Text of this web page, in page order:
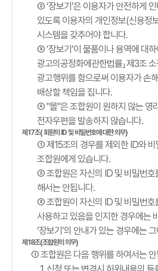
② ‘장보기’은 이용자가 안전하게
있도록 이용자의 개인정보(신용정
시스템을 갖추어야 합니다.
③ ‘장보기’이 물품이나 용역에 대하
광고의공정화에관한법률」 제3조
광고행위를 함으로써 이용자가 손
배상할 책임을 집니다.
④ "몰"은 조합원이 원하지 않는 영
전자우편을 발송하지 않습니다.
제17조( 회원의 ID 및 비밀번호에 대한 의무)
① 제15조의 경우를 제외한 ID와
조합원에게 있습니다.
② 조합원은 자신의 ID 및 비밀번호
해서는 안됩니다.
③ 조합원이 자신의 ID 및 비밀번호
사용하고 있음을 인지한 경우에는
‘장보기’의 안내가 있는 경우에는
제18조(조합원의 의무)
① 조합원은 다음 행위를 하여서는 안